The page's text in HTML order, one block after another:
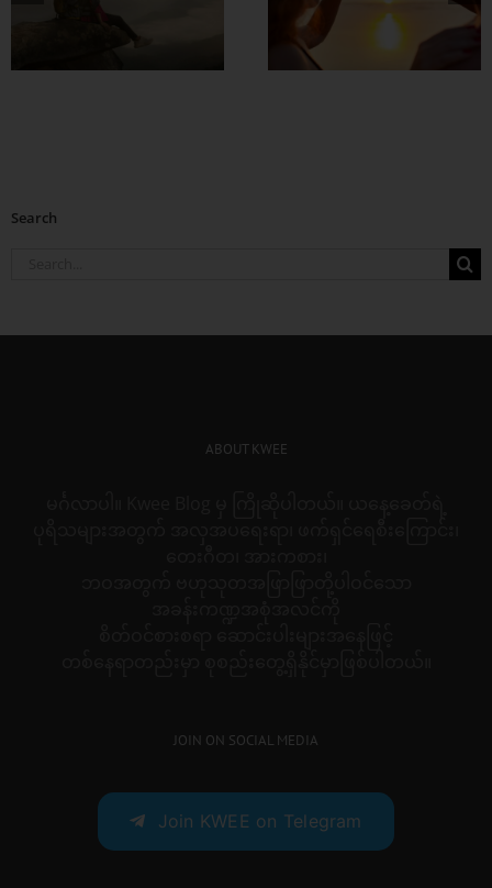
အချစ်တွေ ပိုတိုးလာ
Search
ABOUT KWEE
JOIN ON SOCIAL MEDIA
Join KWEE on Telegram